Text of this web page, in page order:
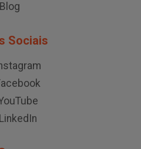
Blog
Sociais
LinkedIn